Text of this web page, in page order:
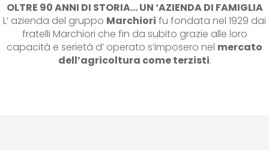
OLTRE 90 ANNI DI STORIA... UN ‘AZIENDA DI FAMIGLIA
L’ azienda del gruppo Marchiori fu fondata nel 1929 dai
fratelli Marchiori che fin da subito grazie alle loro
capacità e serietà d’ operato s’imposero nel mercato
dell’agricoltura come terzisti.